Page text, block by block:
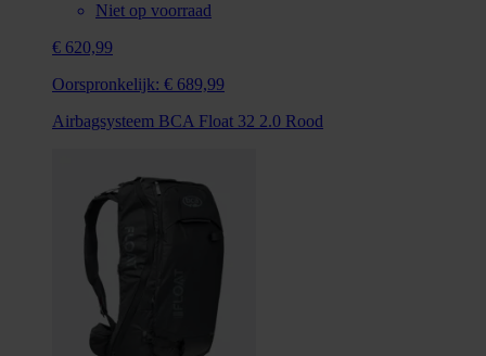
Niet op voorraad
€ 620,99
Oorspronkelijk: € 689,99
Airbagsysteem BCA Float 32 2.0 Rood